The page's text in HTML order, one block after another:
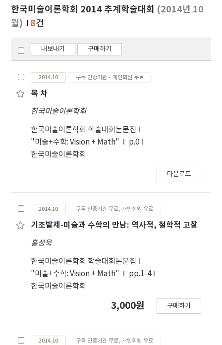
보
기
한국미술이론학회 2014 추계학술대회 (2014년 10
월)
8건
내보내기 구매하기
2014.10 구독 인증기관·개인회원 무료
목 차
한국미술이론학회
한국미술이론학회 학술대회논문집
"미술+수학: Vision + Math"
p.0
한국미술이론학회
다운로드
2014.10 구독 인증기관 무료, 개인회원 유료
기조발제-미술과 수학의 만남: 역사적, 철학적 고찰
홍성욱
한국미술이론학회 학술대회논문집
"미술+수학: Vision + Math"
pp.1-4
한국미술이론학회
3,000원 구매하기
2014.10 구독 인증기관 무료, 개인회원 유료